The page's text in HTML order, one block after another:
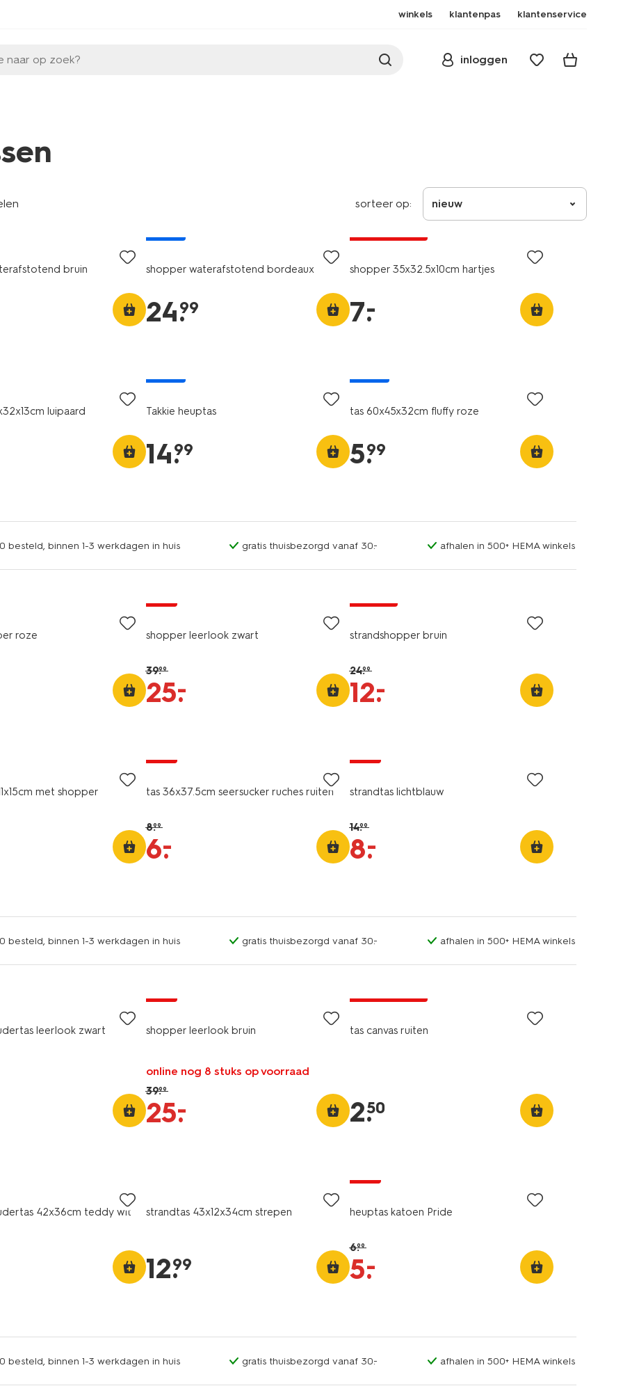
winkels klantenpas klantenservice
naar op zoek? inloggen
sorteer op: nieuw
bruin shopper waterafstotend bordeaux
24.
99
nieuw
shopper 35x32.5x10cm hartjes
7.
–
luipaard Takkie heuptas
14.
99
tas 60x45x32cm fluffy roze
5.
99
besteld, binnen 1-3 werkdagen in huis gratis thuisbezorgd vanaf 30.- afhalen in 500+ HEMA winkels
roze shopper leerlook zwart
39.99
25.
–
strandshopper bruin
24.99
12.
–
met shopper tas 36x37.5cm seersucker ruches ruiten
8.99
6.
–
strandtas lichtblauw
14.99
8.
–
besteld, binnen 1-3 werkdagen in huis gratis thuisbezorgd vanaf 30.- afhalen in 500+ HEMA winkels
leerlook zwart shopper leerlook bruin
online nog 8 stuks op voorraad
39.99
25.
–
tas canvas ruiten
2.
50
42x36cm teddy wit strandtas 43x12x34cm strepen
12.
99
heuptas katoen Pride
6.99
5.
–
besteld, binnen 1-3 werkdagen in huis gratis thuisbezorgd vanaf 30.- afhalen in 500+ HEMA winkels